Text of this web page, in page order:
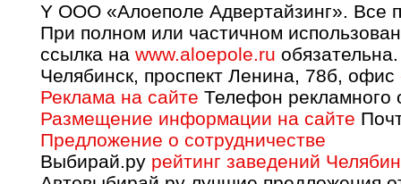
Y OOO «Алоеполе Адвертайзинг».
При полном или частичном
ссылка на www.aloepole.ru обязательна.
Челябинск, проспект Ленина, 78б, офис
Реклама на сайте Телефон рекламного
Размещение информации на сайте
Предложение о сотрудничестве
Выбирай.ру рейтинг заведений